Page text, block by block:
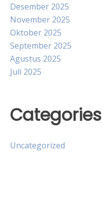
Desember 2025
November 2025
Oktober 2025
September 2025
Agustus 2025
Juli 2025
Categories
Uncategorized